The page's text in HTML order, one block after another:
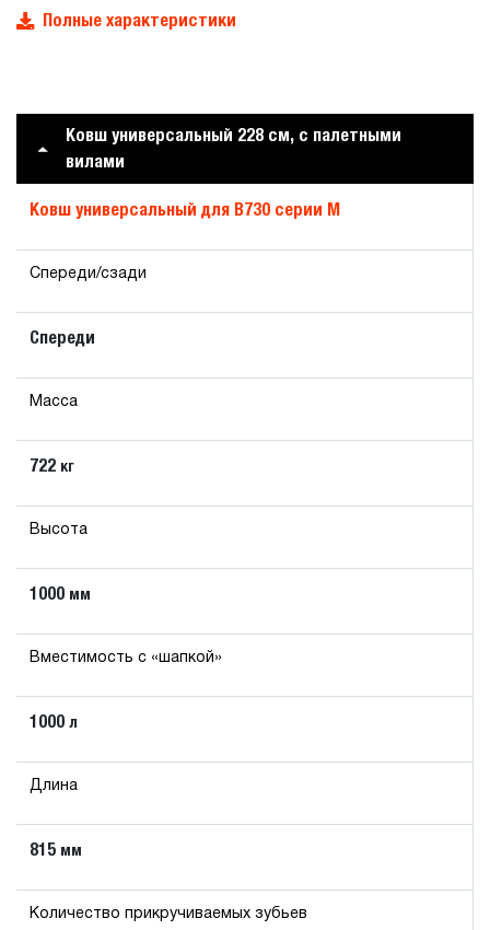
Полные характеристики
Ковш универсальный 228 см, с палетными
вилами
Ковш универсальный для B730 серии M
Спереди/сзади
Спереди
Масса
722 кг
Высота
1000 мм
Вместимость с «шапкой»
1000 л
Длина
815 мм
Количество прикручиваемых зубьев